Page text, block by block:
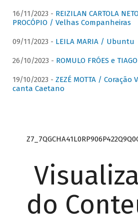
16/11/2023 - REIZILAN CARTOLA
PROCÓPIO / Velhas Companheiras
09/11/2023 - LEILA MARIA / Ubuntu
26/10/2023 - ROMULO FRÓES e
19/10/2023 - ZEZÉ MOTTA / Coração
canta Caetano
do